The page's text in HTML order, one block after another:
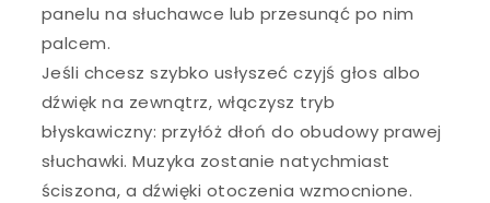
panelu na słuchawce lub przesunąć po nim
palcem.
Jeśli chcesz szybko usłyszeć czyjś głos albo
dźwięk na zewnątrz, włączysz tryb
błyskawiczny: przyłóż dłoń do obudowy prawej
słuchawki. Muzyka zostanie natychmiast
ściszona, a dźwięki otoczenia wzmocnione.